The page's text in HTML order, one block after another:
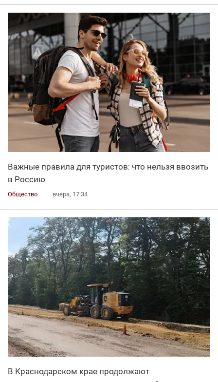
Важные правила для туристов: что нельзя ввозить
в Россию
Общество вчера, 17:34
В Краснодарском крае продолжают